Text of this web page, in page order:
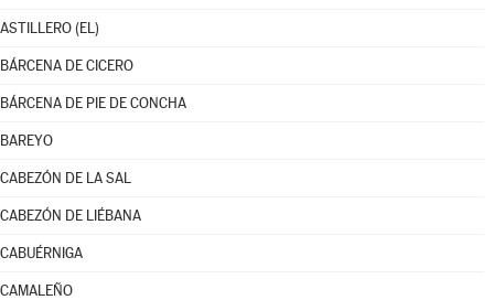
ASTILLERO (EL)
BÁRCENA DE CICERO
BÁRCENA DE PIE DE CONCHA
BAREYO
CABEZÓN DE LA SAL
CABEZÓN DE LIÉBANA
CABUÉRNIGA
CAMALEÑO